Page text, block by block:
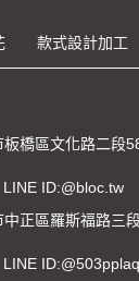
款式設計加工
橋區文化路二段
LINE ID:@bloc.tw
正區羅斯福路三
LINE ID:@503pplaq